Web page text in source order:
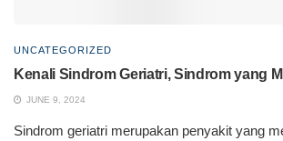
UNCATEGORIZED
Kenali Sindrom Geriatri, Sindrom yang
JUNE 9, 2024
Sindrom geriatri merupakan penyakit yang